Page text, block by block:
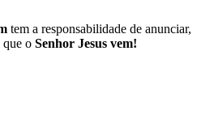
tem a responsabilidade de anunciar,
que o Senhor Jesus vem!